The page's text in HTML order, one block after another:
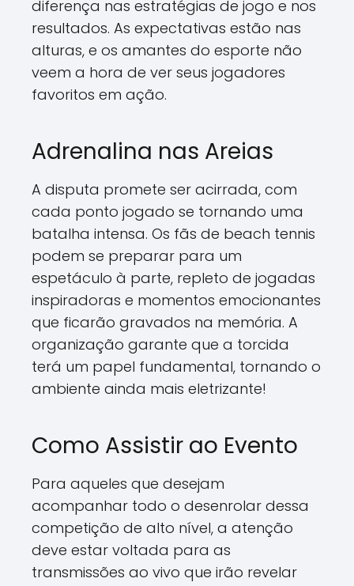
diferença nas estratégias de jogo e nos
resultados. As expectativas estão nas
alturas, e os amantes do esporte não
veem a hora de ver seus jogadores
favoritos em ação.
Adrenalina nas Areias
A disputa promete ser acirrada, com
cada ponto jogado se tornando uma
batalha intensa. Os fãs de beach tennis
podem se preparar para um
espetáculo à parte, repleto de jogadas
inspiradoras e momentos emocionantes
que ficarão gravados na memória. A
organização garante que a torcida
terá um papel fundamental, tornando o
ambiente ainda mais eletrizante!
Como Assistir ao Evento
Para aqueles que desejam
acompanhar todo o desenrolar dessa
competição de alto nível, a atenção
deve estar voltada para as
transmissões ao vivo que irão revelar